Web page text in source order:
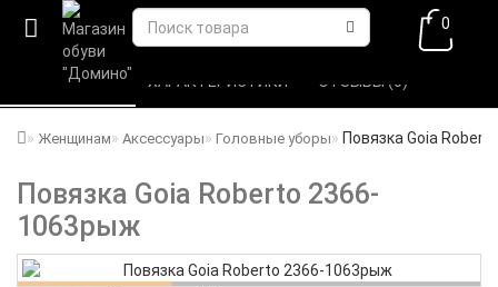
0
Женщинам Аксессуары Головные уборы Повязка Goia
Повязка Goia Roberto 2366-
1063рыж
ВСЕ О ТОВАРЕ ХАРАКТЕРИСТИКИ ОТЗЫВЫ (0)